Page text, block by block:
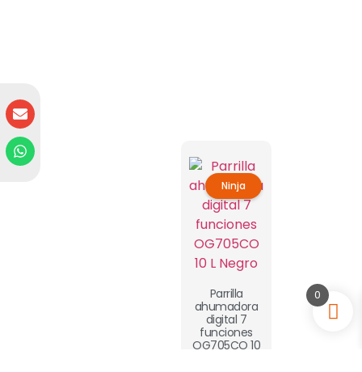
Ninja
Parrilla
ahumadora
digital 7
funciones
OG705CO 10
0